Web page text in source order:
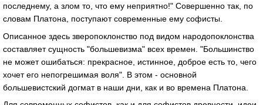
последнему, а злом то, что ему неприятно!" Совершенно так, по
словам Платона, поступают современные ему софисты.
Описанное здесь зверопоклонство под видом народопоклонства
составляет сущность "большевизма" всех времен. "Большинство
не может ошибаться: прекрасное, истинное, доброе есть то, чего
хочет его непогрешимая воля". В этом - основной
большевистский догмат в наши дни, как и во времена Платона.